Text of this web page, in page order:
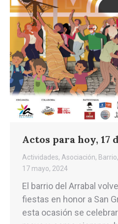
Actos para hoy, 17
Actividades, Asociación, Barrio,
17 mayo, 2024
El barrio del Arrabal
fiestas en honor a San
esta ocasión se